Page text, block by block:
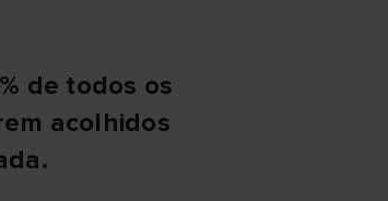
de todos os
acolhidos